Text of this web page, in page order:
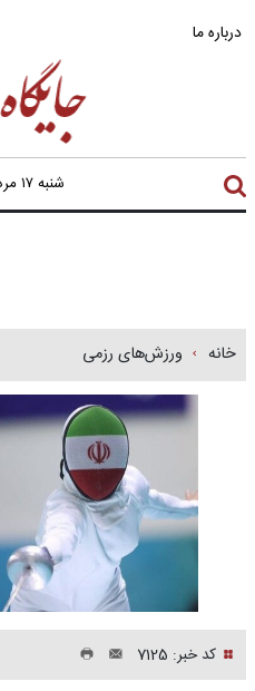
درباره ما
شنبه ۱۷ مرداد ۱۴۰۵
خانه ورزش‌های رزمی
کد خبر: 7125